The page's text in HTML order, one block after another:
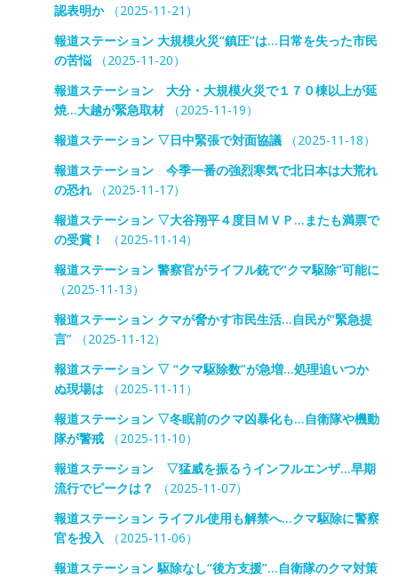
認表明か（2025-11-21）
報道ステーション 大規模火災“鎮圧”は…日常を失った市民
の苦悩（2025-11-20）
報道ステーション 大分・大規模火災で１７０棟以上が延
焼…大越が緊急取材（2025-11-19）
報道ステーション ▽日中緊張で対面協議（2025-11-18）
報道ステーション 今季一番の強烈寒気で北日本は大荒れ
の恐れ（2025-11-17）
報道ステーション ▽大谷翔平４度目ＭＶＰ…またも満票で
の受賞！
（2025-11-14）
報道ステーション 警察官がライフル銃で“クマ駆除”可能に
（2025-11-13）
報道ステーション クマが脅かす市民生活…自民が“緊急提
言”（2025-11-12）
報道ステーション ▽ “クマ駆除数”が急増…処理追いつか
ぬ現場は（2025-11-11）
報道ステーション ▽冬眠前のクマ凶暴化も…自衛隊や機動
隊が警戒（2025-11-10）
報道ステーション ▽猛威を振るうインフルエンザ…早期
流行でピークは？
（2025-11-07）
報道ステーション ライフル使用も解禁へ…クマ駆除に警察
官を投入 （2025-11-06）
報道ステーション 駆除なし“後方支援”…自衛隊のクマ対策